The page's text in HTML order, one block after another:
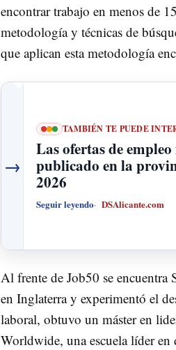
encontrar trabajo en menos de
metodología y técnicas de
que aplican esta metodología
→
TAMBIÉN TE PUEDE
Las ofertas de
publicado en la
2026
Seguir leyendo DSAlicante.com
Al frente de Job50 se
en Inglaterra y experimentó el
laboral, obtuvo un máster en
Worldwide, una escuela líder en